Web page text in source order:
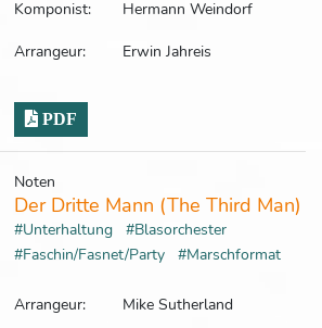
Komponist:
Hermann Weindorf
Arrangeur:
Erwin Jahreis
PDF
Noten
Der Dritte Mann (The Third Man)
#Unterhaltung
#Blasorchester
#Faschin/Fasnet/Party
#Marschformat
Arrangeur: Mike Sutherland